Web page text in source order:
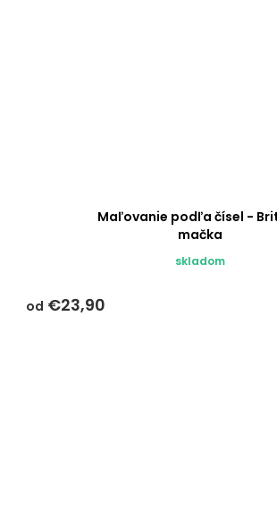
Maľovanie podľa čísel -
mačka
skladom
od €23,90